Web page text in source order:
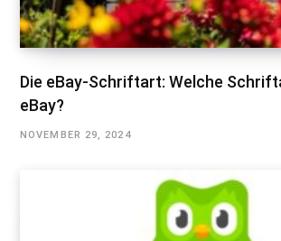
Die eBay-Schriftart: Welche
eBay?
NOVEMBER 29, 2024